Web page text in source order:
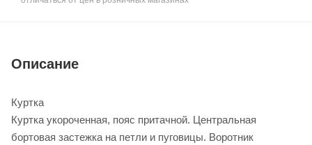
Описание
Куртка
Куртка укороченная, пояс притачной. Центральная
бортовая застежка на петли и пуговицы. Воротник